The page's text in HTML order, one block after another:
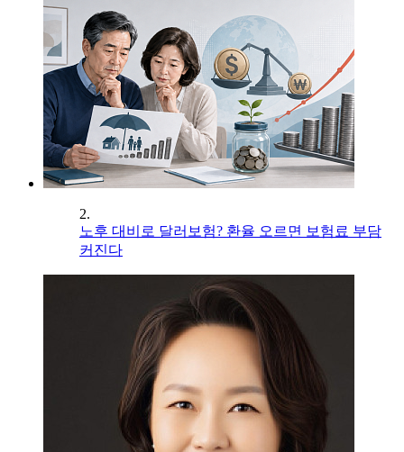
2.
노후 대비로 달러보험? 환율 오르면 보험료 부담
커진다